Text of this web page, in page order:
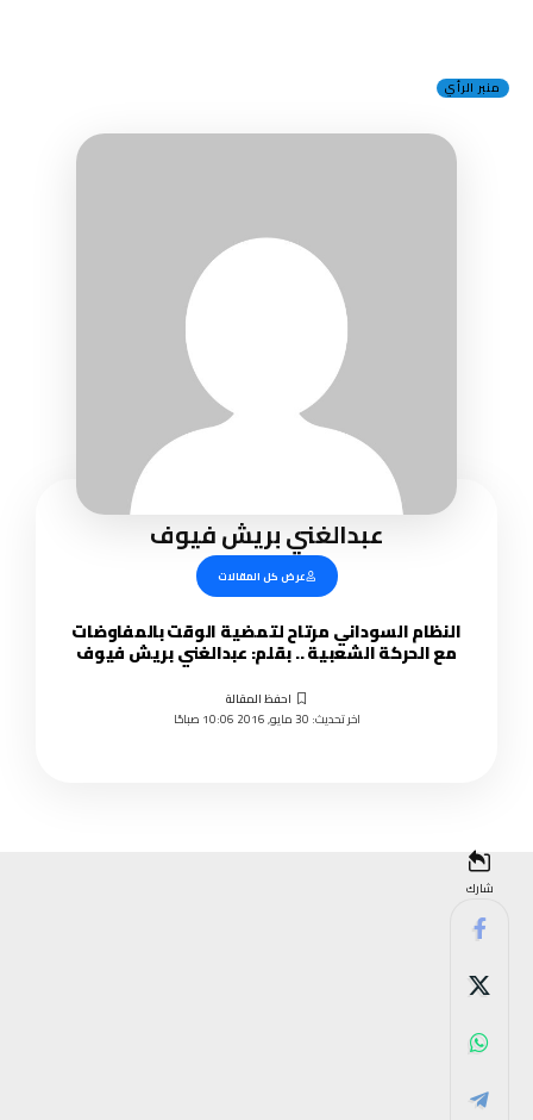
منبر الرأي
عبدالغني بريش فيوف
عرض كل المقالات
النظام السوداني مرتاح لتمضية الوقت بالمفاوضات
مع الحركة الشعبية .. بقلم: عبدالغني بريش فيوف
اخر تحديث: 30 مايو, 2016 10:06 صباحًا
شارك